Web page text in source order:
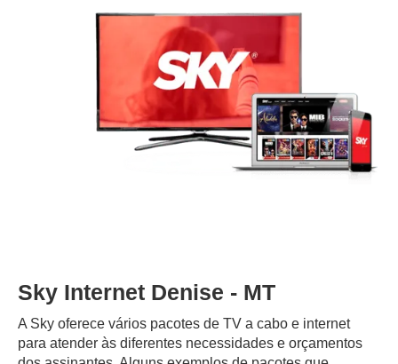
Sky Internet Denise - MT
A Sky oferece vários pacotes de TV a cabo e internet
para atender às diferentes necessidades e orçamentos